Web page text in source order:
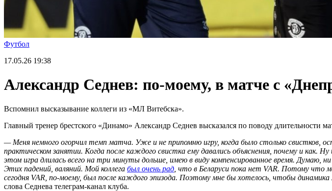
Футбол
17.05.26 19:38
Александр Седнев: по-моему, в матче с
Вспомнил высказывание коллеги из «МЛ Витебска».
Главный тренер брестского «Динамо» Александр Седнев высказался по поводу длительности
— Меня немного огорчил темп матча. Уже и не припомню игру, когда было столько свистков,
практическом занятии. Когда после каждого свистка ему давались объяснения, почему и как.
этом игра длилась всего на три минуты дольше, имею в виду компенсированное время. Думаю,
Этих падений, валяний. Мой коллега был очень рад , что в Беларуси пока нет VAR. Потому что
сегодня VAR , по-моему, был после каждого эпизода. Поэтому мне бы хотелось, чтобы
слова Седнева телеграм-канал клуба.